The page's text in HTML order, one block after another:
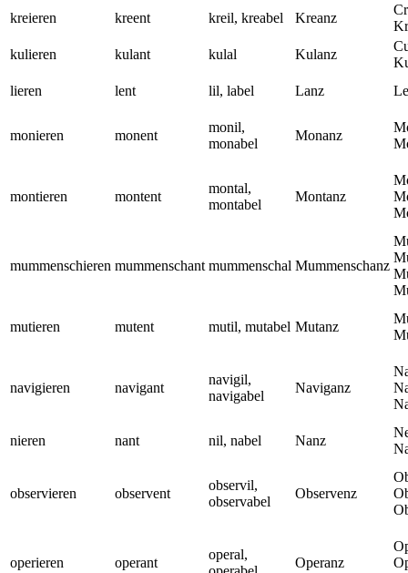
kreieren kreent kreil, kreabel Kreanz
kulieren
kulant kulal Kulanz
lieren
lent lil, label Lanz
monieren monent
monil,
monabel
Monanz
montieren montent
montal,
montabel
Montanz
mummenschieren mummenschant mummenschal Mummenschanz
mutieren mutent mutil, mutabel Mutanz
navigieren navigant
navigil,
navigabel
Naviganz
nieren nant nil, nabel Nanz
observieren observent
observil,
observabel
Observenz
operieren operant
operal,
Operanz